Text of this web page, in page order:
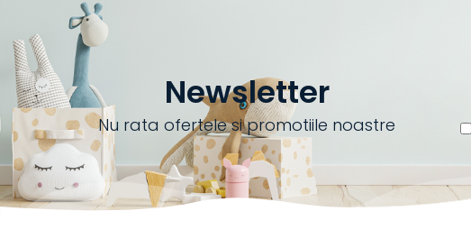
Newsletter
Nu rata ofertele si promotiile noastre